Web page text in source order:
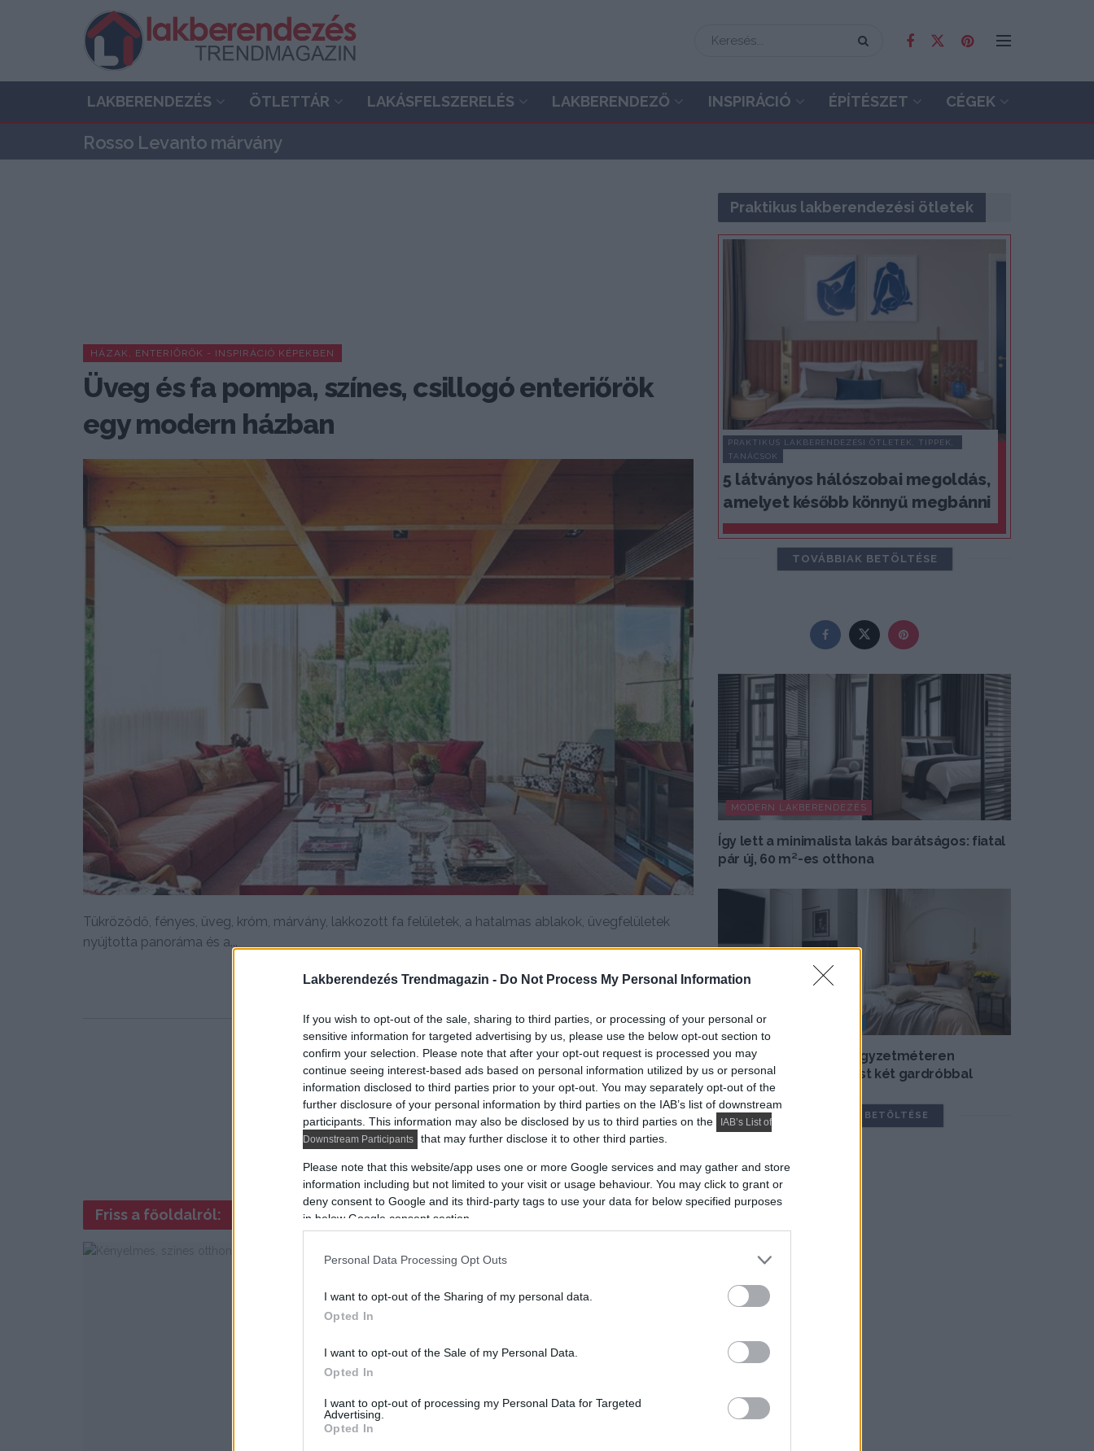
Lakberendezés Trendmagazin - Do Not Process My Personal Information
If you wish to opt-out of the sale, sharing to third parties, or processing of your personal or
sensitive information for targeted advertising by us, please use the below opt-out section to
confirm your selection. Please note that after your opt-out request is processed you may
continue seeing interest-based ads based on personal information utilized by us or personal
information disclosed to third parties prior to your opt-out. You may separately opt-out of the
further disclosure of your personal information by third parties on the IAB’s list of downstream
participants. This information may also be disclosed by us to third parties on the
IAB’s List of
Downstream Participants
that may further disclose it to other third parties.
Please note that this website/app uses one or more Google services and may gather and store
information including but not limited to your visit or usage behaviour. You may click to grant or
deny consent to Google and its third-party tags to use your data for below specified purposes
in below Google consent section.
Personal Data Processing Opt Outs
I want to opt-out of the Sharing of my personal data.
Opted In
I want to opt-out of the Sale of my Personal Data.
Opted In
I want to opt-out of processing my Personal Data for Targeted
Advertising.
Opted In
LAKBERENDEZÉS ÖTLETTÁR LAKÁSFELSZERELÉS LAKBERENDEZŐ INSPIRÁCIÓ ÉPÍTÉSZET CÉGEK
Rosso Levanto márvány
HÁZAK, ENTERIŐRÖK - INSPIRÁCIÓ KÉPEKBEN
Üveg és fa pompa, színes, csillogó enteriőrök
egy modern házban
Tükröződő, fényes, üveg, króm, márvány, lakkozott fa felületek, a hatalmas ablakok, üvegfelületek
nyújtotta panoráma és a...
ELOLVASOMDETAILS
Friss a főoldalról:
Praktikus lakberendezési ötletek
PRAKTIKUS LAKBERENDEZÉSI ÖTLETEK, TIPPEK,
TANÁCSOK
5 látványos hálószobai megoldás,
amelyet később könnyű megbánni
TOVÁBBIAK BETÖLTÉSE
MODERN LAKBERENDEZÉS
Így lett a minimalista lakás barátságos: fiatal
pár új, 60 m²-es otthona
KIS LAKÁS BERENDEZÉSE
Így alakítottak ki 38 négyzetméteren
háromszobás elosztást két gardróbbal
TOVÁBBIAK BETÖLTÉSE